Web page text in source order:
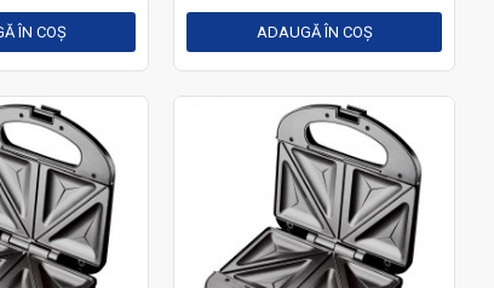
ÎN COŞ ADAUGĂ ÎN COŞ